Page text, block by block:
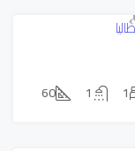
1
1
60